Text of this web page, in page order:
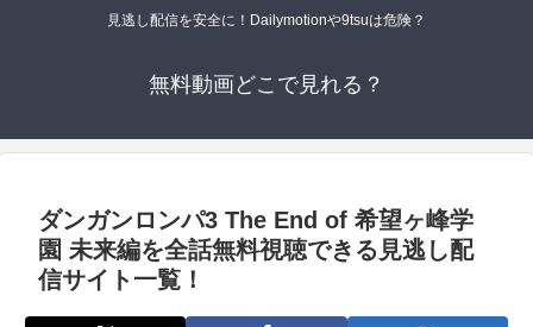
見逃し配信を安全に！Dailymotionや9tsuは危険？
無料動画どこで見れる？
ダンガンロンパ3 The End of 希望ヶ峰学
園 未来編を全話無料視聴できる見逃し配
信サイト一覧！